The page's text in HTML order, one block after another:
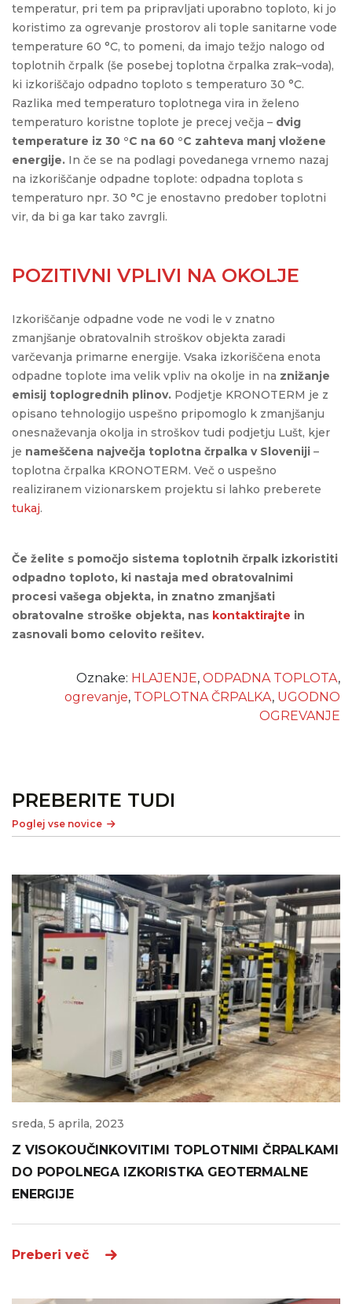
temperatur, pri tem pa pripravljati uporabno toploto, ki jo
koristimo za ogrevanje prostorov ali tople sanitarne vode
temperature 60 °C, to pomeni, da imajo težjo nalogo od
toplotnih črpalk (še posebej toplotna črpalka zrak–voda),
ki izkoriščajo odpadno toploto s temperaturo 30 °C.
Razlika med temperaturo toplotnega vira in želeno
temperaturo koristne toplote je precej večja – dvig
temperature iz 30 °C na 60 °C zahteva manj vložene
energije. In če se na podlagi povedanega vrnemo nazaj
na izkoriščanje odpadne toplote: odpadna toplota s
temperaturo npr. 30 °C je enostavno predober toplotni
vir, da bi ga kar tako zavrgli.
POZITIVNI VPLIVI NA OKOLJE
Izkoriščanje odpadne vode ne vodi le v znatno
zmanjšanje obratovalnih stroškov objekta zaradi
varčevanja primarne energije. Vsaka izkoriščena enota
odpadne toplote ima velik vpliv na okolje in na znižanje
emisij toplogrednih plinov. Podjetje KRONOTERM je z
opisano tehnologijo uspešno pripomoglo k zmanjšanju
onesnaževanja okolja in stroškov tudi podjetju Lušt, kjer
je nameščena največja toplotna črpalka v Sloveniji –
toplotna črpalka KRONOTERM. Več o uspešno
realiziranem vizionarskem projektu si lahko preberete
tukaj.
Če želite s pomočjo sistema toplotnih črpalk izkoristiti
odpadno toploto, ki nastaja med obratovalnimi
procesi vašega objekta, in znatno zmanjšati
obratovalne stroške objekta, nas kontaktirajte in
zasnovali bomo celovito rešitev.
Oznake: HLAJENJE, ODPADNA TOPLOTA,
ogrevanje, TOPLOTNA ČRPALKA, UGODNO
OGREVANJE
PREBERITE TUDI
Poglej vse novice
sreda, 5 aprila, 2023
Z VISOKOUČINKOVITIMI TOPLOTNIMI ČRPALKAMI
DO POPOLNEGA IZKORISTKA GEOTERMALNE
ENERGIJE
Preberi več